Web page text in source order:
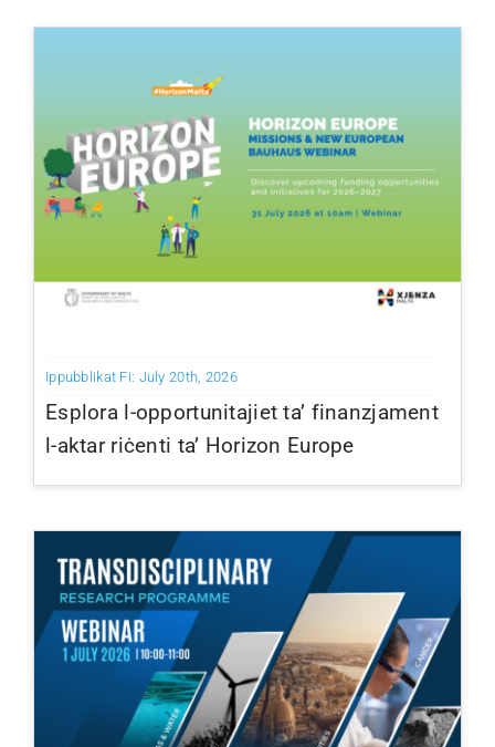
Ippubblikat Fi: July 20th, 2026
Esplora l-opportunitajiet ta’ finanzjament
l-aktar riċenti ta’ Horizon Europe